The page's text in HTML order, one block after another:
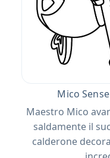
Mico
Maestro Mico
saldamente il
calderone